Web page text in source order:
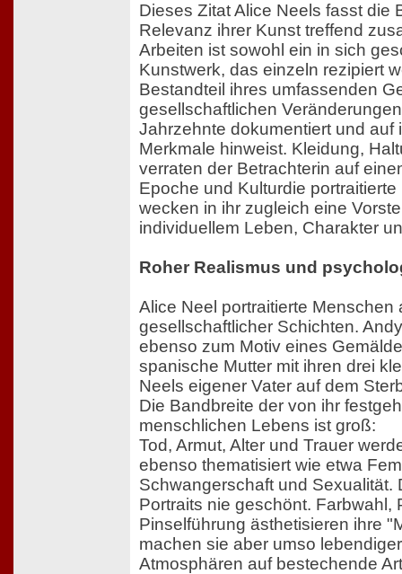
Dieses Zitat Alice Neels fasst die
Relevanz ihrer Kunst treffend
Arbeiten ist sowohl ein in sich
Kunstwerk, das einzeln rezipiert
Bestandteil ihres umfassenden
gesellschaftlichen
Jahrzehnte dokumentiert und auf
Merkmale hinweist. Kleidung,
verraten der Betrachterin auf
Epoche und Kulturdie
wecken in ihr zugleich eine
individuellem Leben, Charakter
Roher Realismus und
Alice Neel portraitierte Menschen
gesellschaftlicher Schichten.
ebenso zum Motiv eines
spanische Mutter mit ihren drei
Neels eigener Vater auf dem
Die Bandbreite der von ihr
menschlichen Lebens ist groß:
Tod, Armut, Alter und Trauer
ebenso thematisiert wie etwa
Schwangerschaft und Sexualität.
Portraits nie geschönt. Farbwahl,
Pinselführung ästhetisieren ihre
machen sie aber umso
Atmosphären auf bestechende